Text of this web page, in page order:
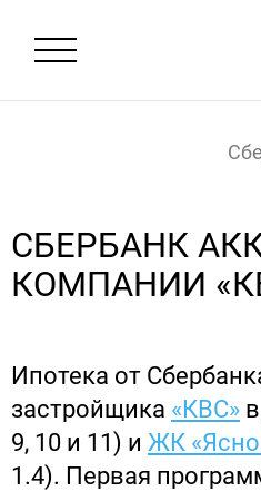
СБЕРБАНК
КОМПАНИИ
Ипотека от
застройщика «КВС» в
9, 10 и 11) и ЖК
1.4). Первая